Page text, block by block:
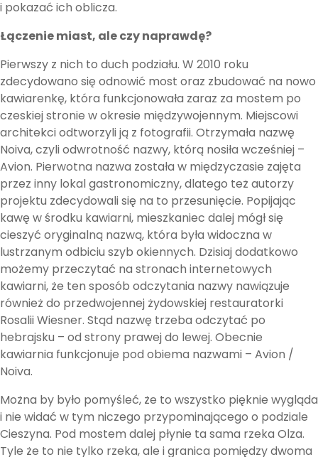
i pokazać ich oblicza.
Łączenie miast, ale czy naprawdę?
Pierwszy z nich to duch podziału. W 2010 roku
zdecydowano się odnowić most oraz zbudować na nowo
kawiarenkę, która funkcjonowała zaraz za mostem po
czeskiej stronie w okresie międzywojennym. Miejscowi
architekci odtworzyli ją z fotografii. Otrzymała nazwę
Noiva, czyli odwrotność nazwy, którą nosiła wcześniej –
Avion. Pierwotna nazwa została w międzyczasie zajęta
przez inny lokal gastronomiczny, dlatego też autorzy
projektu zdecydowali się na to przesunięcie. Popijając
kawę w środku kawiarni, mieszkaniec dalej mógł się
cieszyć oryginalną nazwą, która była widoczna w
lustrzanym odbiciu szyb okiennych. Dzisiaj dodatkowo
możemy przeczytać na stronach internetowych
kawiarni, że ten sposób odczytania nazwy nawiązuje
również do przedwojennej żydowskiej restauratorki
Rosalii Wiesner. Stąd nazwę trzeba odczytać po
hebrajsku – od strony prawej do lewej. Obecnie
kawiarnia funkcjonuje pod obiema nazwami – Avion /
Noiva.
Można by było pomyśleć, że to wszystko pięknie wygląda
i nie widać w tym niczego przypominającego o podziale
Cieszyna. Pod mostem dalej płynie ta sama rzeka Olza.
Tyle że to nie tylko rzeka, ale i granica pomiędzy dwoma